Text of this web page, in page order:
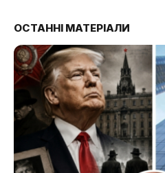
ОСТАННІ МАТЕРІАЛИ